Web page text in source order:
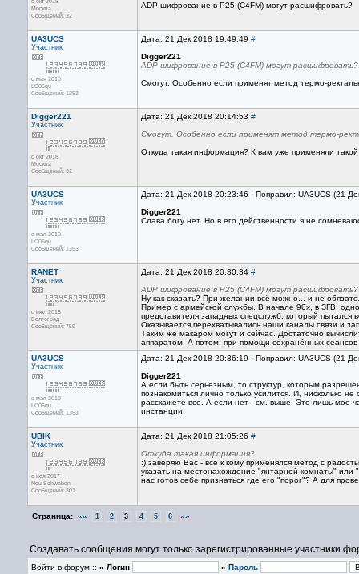
Москва
Сообщений: 32
ADP шифрование в P25 (C4FM) могут расшифровать?
UA3UCS
Участник
с мая 2010
LO06qu
Сообщений: 1353
Дата: 21 Дек 2018 19:49:49 #
Digger221
ADP шифрование в P25 (C4FM) могут расшифровать?
Смогут. Особенно если применят метод термо-
Digger221
Участник
с окт 2018
Москва
Сообщений: 32
Дата: 21 Дек 2018 20:14:53 #
Смогут. Особенно если применят метод термо-
Откуда такая информация? К вам уже применяли
UA3UCS
Участник
с мая 2010
LO06qu
Сообщений: 1353
Дата: 21 Дек 2018 20:23:46 · Поправил: UA3UCS (21
Digger221
Слава богу нет. Но в его действенности я не
RANET
Участник
с июл 2018
Волгоград
Сообщений: 759
Дата: 21 Дек 2018 20:30:34 #
ADP шифрование в P25 (C4FM) могут расшифровать?
Ну как сказать? При желании всё можно... и не
Пример с армейской службы. В начале 90х, в ЗГВ,
представителя западных спецслужб, который
Оказывается перехватывались наши каналы связи и
Таким же макаром могут и сейчас. Достаточно
аппаратом. А потом, при помощи сохранённых
UA3UCS
Участник
с мая 2010
LO06qu
Сообщений: 1353
Дата: 21 Дек 2018 20:36:19 · Поправил: UA3UCS (21
Digger221
А если быть серьезным, то структур, которым
познакомиться лично только усилится. И, нисколько
расскажете все. А если нет - см. выше. Это лишь мое
инстанции.
UBIK
Участник
с ноя 2017
Neu-Schwaben
Сообщений: 301
Дата: 21 Дек 2018 21:05:26 #
Откуда такая информация?
:) заверяю Вас - все к кому применялся метод с
указать на местонахождение "янтарной комнаты"
нас готов себе признаться где его "порог"? А для
Страница: «« 1 2 3 4 5 6 »»
Создавать сообщения могут только зарегистрированные участники
Войти в форум :: » Логин » Пароль